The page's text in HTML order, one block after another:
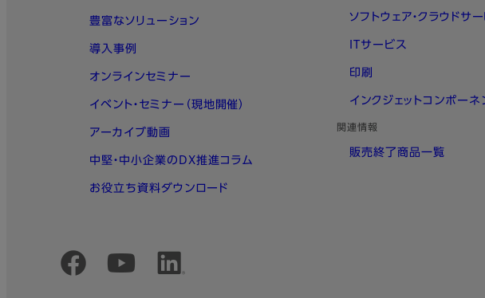
豊富なソリューション
導入事例
オンラインセミナー
イベント・セミナー（現地開催）
アーカイブ動画
中堅・中小企業のDX推進コラム
お役立ち資料ダウンロード
ソフトウェア・クラウドサ
ITサービス
印刷
インクジェットコンポーネ
関連情報
販売終了商品一覧
公式SNSアカウント